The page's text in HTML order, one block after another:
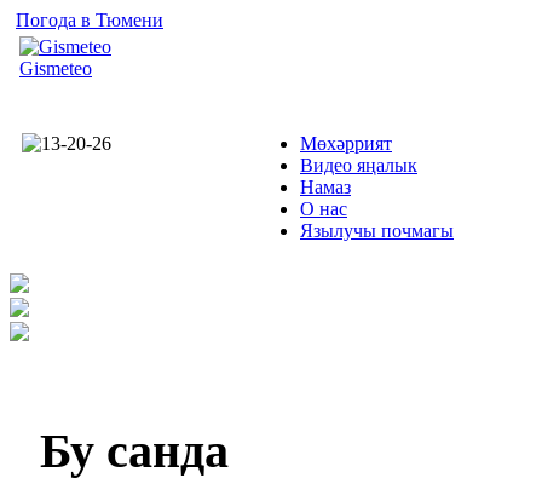
Погода в Тюмени
Gismeteo
Мөхәррият
Видео яңалык
Намаз
О нас
Язылучы почмагы
Бу санда